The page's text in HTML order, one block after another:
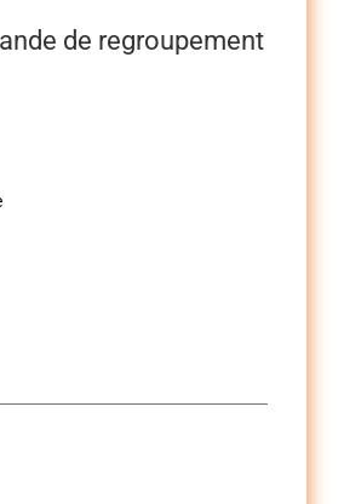
de regroupement